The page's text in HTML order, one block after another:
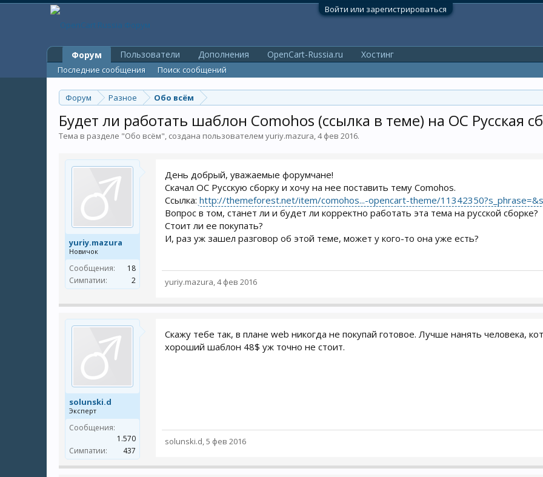
Войти или зарегистрироваться
Форум Разное Обо всём
Будет ли работать шаблон Comohos (ссылка в теме) на OC Русская
Тема в разделе "Обо всём", создана пользователем yuriy.mazura,4 фев 2016.
yuriy.mazura
Новичок
Сообщения:
18
Симпатии:
2
День добрый, уважаемые форумчане!
Скачал OC Русскую сборку и хочу на нее поставить тему Comohos.
Ссылка: http://themeforest.net/item/comohos...-opencart-theme/
Вопрос в том, станет ли и будет ли корректно работать эта тема на русской сборке?
Стоит ли ее покупать?
И, раз уж зашел разговор об этой теме, может у кого-то она уже есть?
yuriy.mazura,4 фев 2016
solunski.d
Эксперт
Сообщения:
1.570
Симпатии:
437
Скажу тебе так, в плане web никогда не покупай готовое. Лучше нанять человека,
хороший шаблон 48$ уж точно не стоит.
solunski.d,5 фев 2016
Форум
Последние сообщения Поиск сообщений
Пользователи Дополнения OpenCart-Russia.ru Хостинг